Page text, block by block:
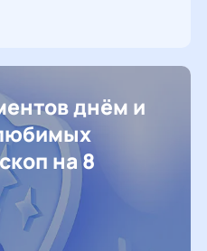
днём и
на 8